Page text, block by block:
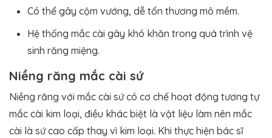
Có thể gây cộm vướng, dễ tổn thương mô mềm.
Hệ thống mắc cài gây khó khăn trong quá trình vệ
sinh răng miệng.
Niềng răng mắc cài sứ
Niềng răng với mắc cài sứ có cơ chế hoạt động tương tự
mắc cài kim loại, điều khác biệt là vật liệu làm nên mắc
cài là sứ cao cấp thay vì kim loại. Khi thực hiện bác sĩ